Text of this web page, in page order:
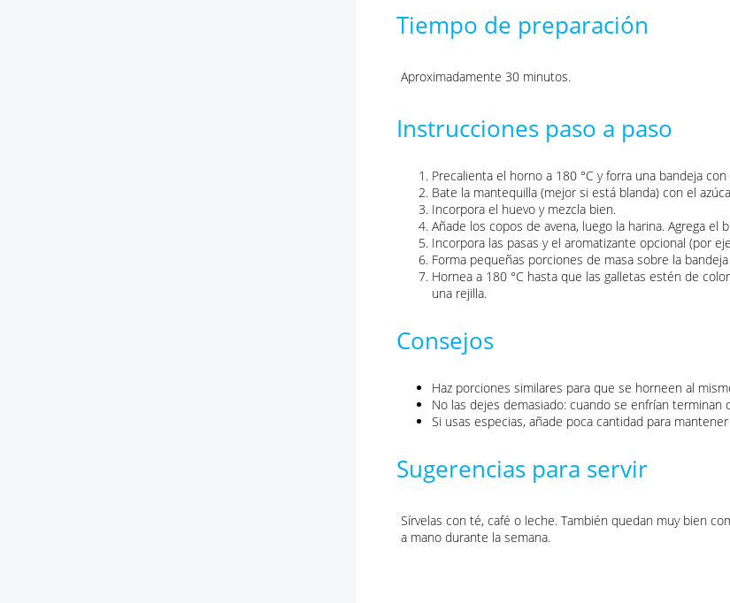
Tiempo de preparación
Aproximadamente 30 minutos.
Instrucciones paso a paso
Precalienta el horno a 180 °C y forra una bandeja
Bate la mantequilla (mejor si está blanda) con el
Incorpora el huevo y mezcla bien.
Añade los copos de avena, luego la harina. Agrega
Incorpora las pasas y el aromatizante opcional (por
Forma pequeñas porciones de masa sobre la
Hornea a 180 °C hasta que las galletas estén de
una rejilla.
Consejos
Haz porciones similares para que se horneen al
No las dejes demasiado: cuando se enfrían terminan
Si usas especias, añade poca cantidad para
Sugerencias para servir
Sírvelas con té, café o leche. También quedan muy bien
a mano durante la semana.